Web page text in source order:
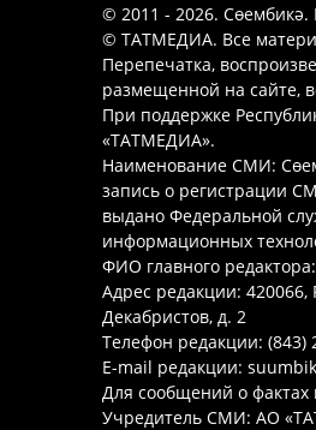
© 2011 - 2026.
© ТАТМЕДИА. Все
Перепечатка,
размещенной на сайте,
При поддержке
«ТАТМЕДИА».
Наименование СМИ:
запись о регистрации
выдано Федеральной
информационных
ФИО главного
Адрес редакции: 420066,
Декабристов, д. 2
Телефон редакции: (843)
E-mail редакции:
Для сообщений о
Учредитель СМИ: АО